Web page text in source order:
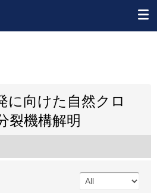
に向けた自然クロ
裂機構解明